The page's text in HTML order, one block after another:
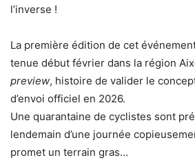
l’inverse !
La première édition de cet
tenue début février dans la région
preview, histoire de valider le
d’envoi officiel en 2026.
Une quarantaine de cyclistes sont
lendemain d’une journée
promet un terrain gras…